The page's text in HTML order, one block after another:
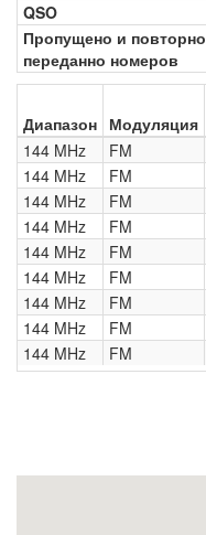
QSO
Пропущено и повторно
переданно номеров
Диапазон Модуляция
144 MHz
FM
144 MHz
FM
144 MHz
FM
144 MHz
FM
144 MHz
FM
144 MHz
FM
144 MHz
FM
144 MHz
FM
144 MHz
FM